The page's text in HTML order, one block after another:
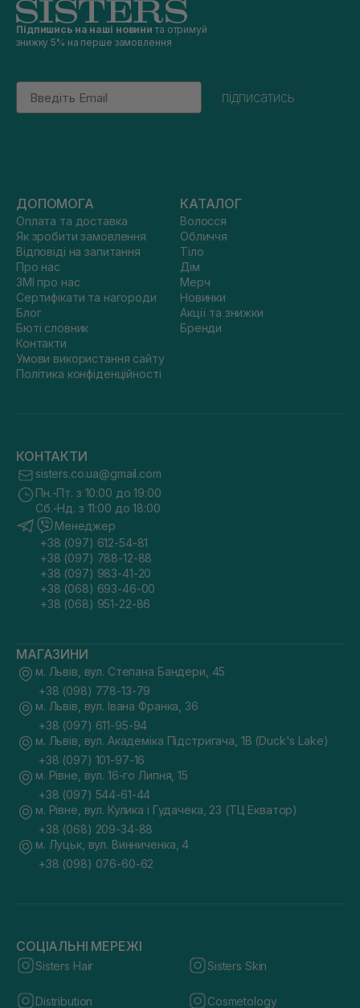
Підпишись на наші новини та отримуй
знижку 5% на перше замовлення
Email
підписатись
ДОПОМОГА
Оплата та доставка
Як зробити замовлення
Відповіді на запитання
Про нас
ЗМІ про нас
Сертифікати та нагороди
Блог
Бюті словник
Контакти
Умови використання сайту
Політика конфіденційності
КАТАЛОГ
Волосся
Обличчя
Тіло
Дім
Мерч
Новинки
Акції та знижки
Бренди
КОНТАКТИ
sisters.co.ua@gmail.com
Пн.-Пт. з 10:00 до 19:00
Сб.-Нд. з 11:00 до 18:00
Менеджер
+38 (097) 612-54-81
+38 (097) 788-12-88
+38 (097) 983-41-20
+38 (068) 693-46-00
+38 (068) 951-22-86
МАГАЗИНИ
м. Львів, вул. Степана Бандери, 45
+38 (098) 778-13-79
м. Львів, вул. Івана Франка, 36
+38 (097) 611-95-94
м. Львів, вул. Академіка Підстригача, 1В (Duck's Lake)
+38 (097) 101-97-16
м. Рівне, вул. 16-го Липня, 15
+38 (097) 544-61-44
м. Рівне, вул. Кулика і Гудачека, 23 (ТЦ Екватор)
+38 (068) 209-34-88
м. Луцьк, вул. Винниченка, 4
+38 (098) 076-60-62
СОЦІАЛЬНІ МЕРЕЖІ
Sisters Hair Sisters Skin
Distribution Cosmetology